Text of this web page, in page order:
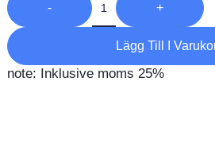
- +
Lägg Till I
note: Inklusive moms 25%